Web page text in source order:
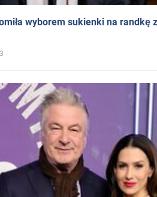
wyborem sukienki na randkę
3